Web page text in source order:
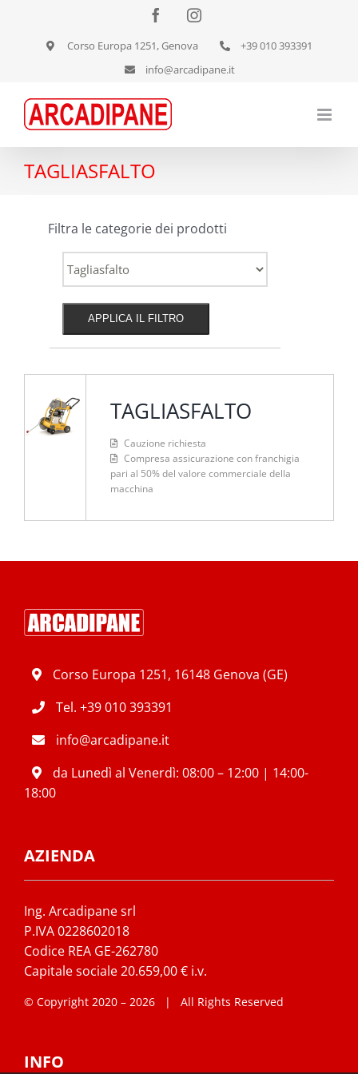
contenuto
FacebookInstagram
Corso Europa 1251, Genova
+39 010 393391
info@arcadipane.it
TAGLIASFALTO
Filtra le categorie dei prodotti
APPLICA IL FILTRO
TAGLIASFALTO
Cauzione richiesta
Compresa assicurazione con franchigia
pari al 50% del valore commerciale della
macchina
Corso Europa 1251, 16148 Genova (GE)
Tel. +39 010 393391
info@arcadipane.it
da Lunedì al Venerdì: 08:00 – 12:00 | 14:00-
18:00
AZIENDA
Ing. Arcadipane srl
P.IVA 0228602018
Codice REA GE-262780
Capitale sociale 20.659,00 € i.v.
© Copyright 2020 – 2026 | All Rights Reserved
INFO